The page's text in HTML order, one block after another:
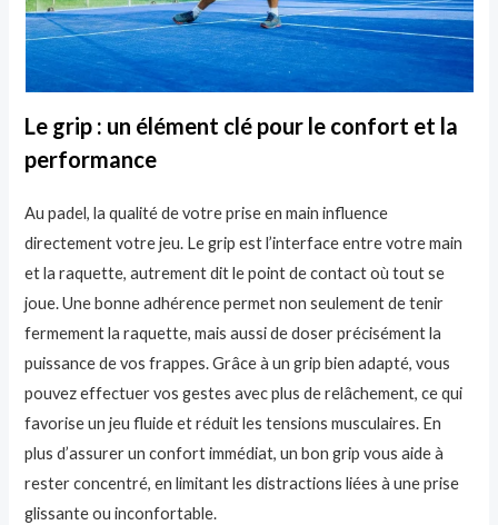
Le grip : un élément clé pour le confort et la
performance
Au padel, la qualité de votre prise en main influence
directement votre jeu. Le grip est l’interface entre votre main
et la raquette, autrement dit le point de contact où tout se
joue. Une bonne adhérence permet non seulement de tenir
fermement la raquette, mais aussi de doser précisément la
puissance de vos frappes. Grâce à un grip bien adapté, vous
pouvez effectuer vos gestes avec plus de relâchement, ce qui
favorise un jeu fluide et réduit les tensions musculaires. En
plus d’assurer un confort immédiat, un bon grip vous aide à
rester concentré, en limitant les distractions liées à une prise
glissante ou inconfortable.